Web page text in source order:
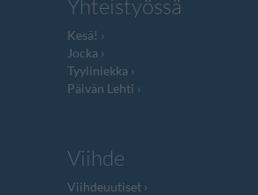
Yhteistyössä
Kesä!
Jocka
Tyyliniekka
Päivän Lehti
Viihde
Viihdeuutiset